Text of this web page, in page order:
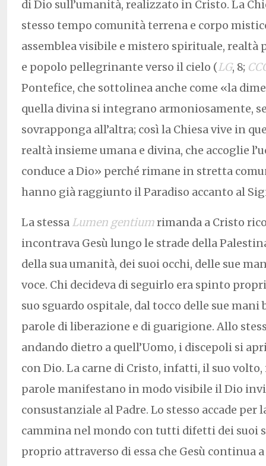
di Dio sull’umanità, realizzato in Cristo. La
stesso tempo comunità terrena e corpo
assemblea visibile e mistero spirituale, realtà
e popolo pellegrinante verso il cielo (LG, 8;
Pontefice, che sottolinea anche come «la
quella divina si integrano armoniosamente,
sovrapponga all’altra; così la Chiesa vive in
realtà insieme umana e divina, che accoglie
conduce a Dio» perché rimane in stretta
hanno già raggiunto il Paradiso accanto al
La stessa Lumen gentiumrimanda a Cristo
incontrava Gesù lungo le strade della
della sua umanità, dei suoi occhi, delle sue
voce. Chi decideva di seguirlo era spinto
suo sguardo ospitale, dal tocco delle sue mani
parole di liberazione e di guarigione. Allo
andando dietro a quell’Uomo, i discepoli si
con Dio. La carne di Cristo, infatti, il suo volto,
parole manifestano in modo visibile il Dio
consustanziale al Padre. Lo stesso accade per
cammina nel mondo con tutti difetti dei suoi
proprio attraverso di essa che Gesù continua